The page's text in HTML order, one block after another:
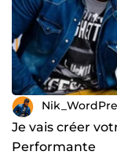
Je vais créer
Performante